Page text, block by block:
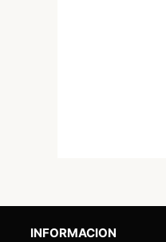
INFORMACION